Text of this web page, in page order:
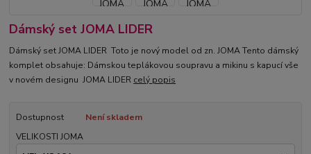
Dámský set JOMA LIDER
Dámský set JOMA LIDER Toto je nový model od zn. JOMA Tento dámský
komplet obsahuje: Dámskou teplákovou soupravu a mikinu s kapucí vše
v novém designu JOMA LIDER celý popis
Dostupnost
Není skladem
VELIKOSTI JOMA